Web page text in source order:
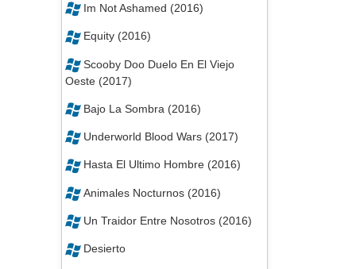
Im Not Ashamed (2016)
Equity (2016)
Scooby Doo Duelo En El Viejo
Oeste (2017)
Bajo La Sombra (2016)
Underworld Blood Wars (2017)
Hasta El Ultimo Hombre (2016)
Animales Nocturnos (2016)
Un Traidor Entre Nosotros (2016)
Desierto